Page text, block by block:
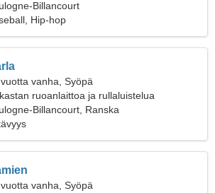
Billancourt
Hip-hop
vanha, Syöpä
ruoanlaittoa ja rullaluistelua
Billancourt, Ranska
vanha, Syöpä